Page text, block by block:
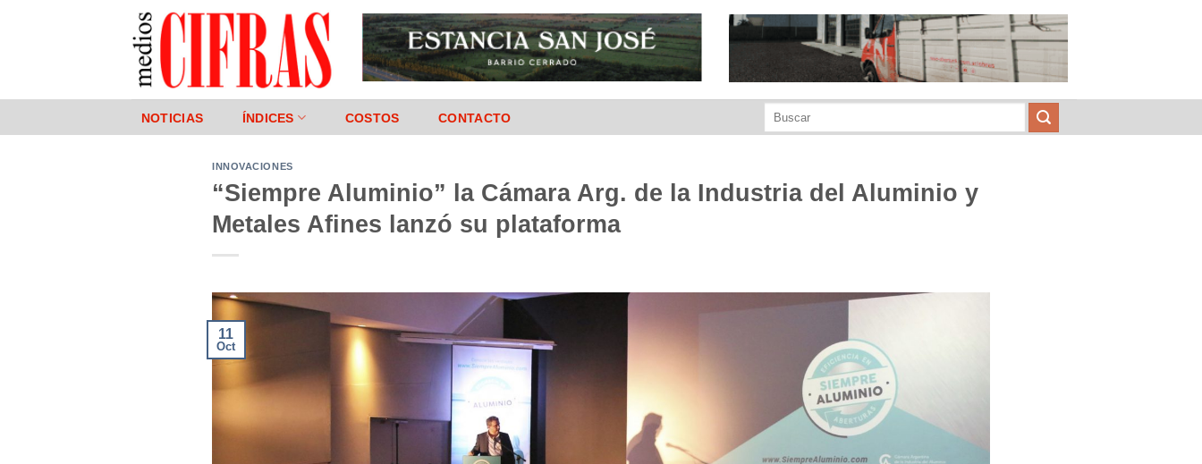
NOTICIAS ÍNDICES COSTOS CONTACTO
INNOVACIONES
“Siempre Aluminio” la Cámara Arg. de la Industria del Aluminio y
Metales Afines lanzó su plataforma
11
Oct